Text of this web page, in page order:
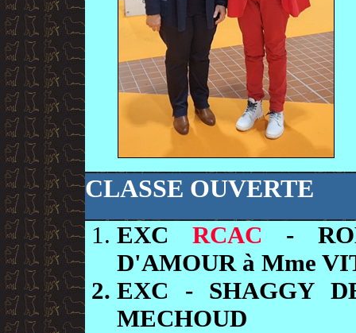
CLASSE OUVERTE
EXCRCAC -
D'AMOUR à Mme
EXC - SHAGGY
MECHOUD